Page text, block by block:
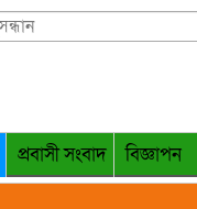
প্রবাসী সংবাদ
বিজ্ঞাপন